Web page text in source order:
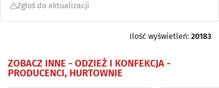
Biura matrymonialne(0)
Biurowe urządzenia i papiernicze artykuły - produkcja,
Catering(9)
Zgłoś do aktualizacji
Ilość wyświetleń: 20183
ZOBACZ INNE - ODZIEŻ I KONFEKCJA -
PRODUCENCI, HURTOWNIE